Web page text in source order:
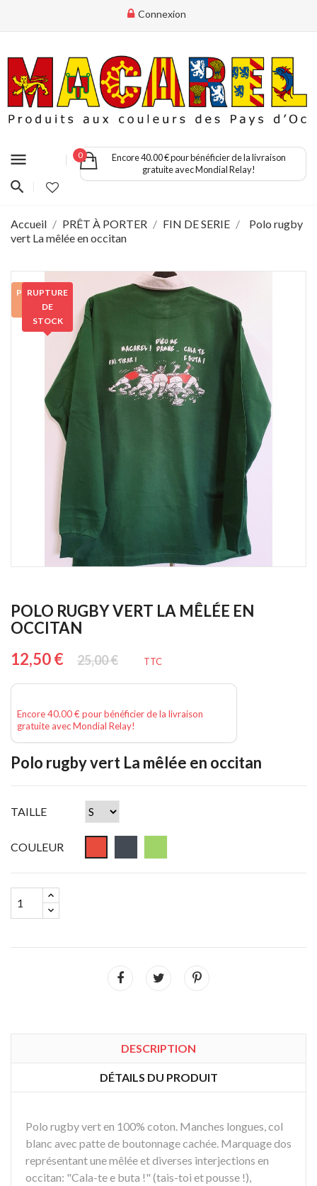
Connexion
menu 0
Encore 40.00 € pour bénéficier de la livraison
gratuite avec Mondial Relay!
Accueil PRÊT À PORTER FIN DE SERIE
Polo rugby
vert La mêlée en occitan
PROMO
RUPTURE
DE
STOCK
POLO RUGBY VERT LA MÊLÉE EN
OCCITAN
12,50 €
25,00 € TTC
Encore 40.00 € pour bénéficier de la livraison
gratuite avec Mondial Relay!
Polo rugby vert La mêlée en occitan
TAILLE
COULEUR
DESCRIPTION
DÉTAILS DU PRODUIT
Polo rugby vert en 100% coton. Manches longues, col
blanc avec patte de boutonnage cachée. Marquage dos
représentant une mêlée et diverses interjections en
occitan: "Cala-te e buta !" (tais-toi et pousse !),